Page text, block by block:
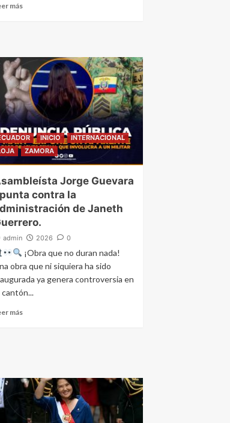
más
INICIO
INTERNACIONAL
ZAMORA
Jorge Guevara
contra la
de Janeth
admin 2026 0
¡Obra que no duran nada!
obra que ni siquiera ha sido
ya genera controversia en
cantón...
más